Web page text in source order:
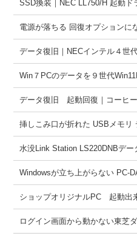
SSD換装｜NEC LL750/H 起動ド
電源が落ちる 回復オプションに
データ復旧｜NECインテル４世
Win７PCのデータを９世代
データ復旧 起動回復｜コーヒ
挿しこみ口が折れた USBメモリ
水没Link Station LS220DNBデー
Windowsが立ち上がらない PC-
ショップオリジナルPC 起動出
ログイン画面から動かない東芝